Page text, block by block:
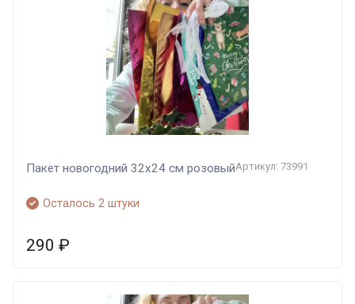
Пакет новогодний 32х24 см розовыйАртикул: 73991
Осталось 2 штуки
290 ₽